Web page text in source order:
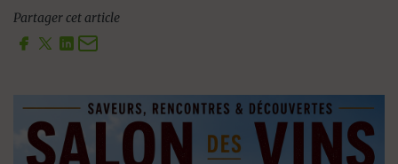
Partager cet article